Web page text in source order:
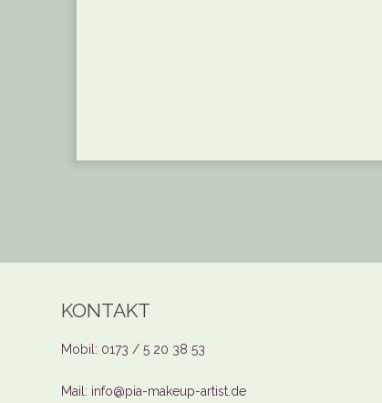
KONTAKT
Mobil: 0173 / 5 20 38 53
Mail: info@pia-makeup-artist.de